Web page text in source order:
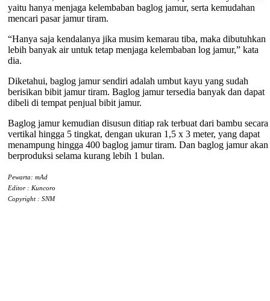
yaitu hanya menjaga kelembaban baglog jamur, serta kemudahan
mencari pasar jamur tiram.
“Hanya saja kendalanya jika musim kemarau tiba, maka dibutuhkan
lebih banyak air untuk tetap menjaga kelembaban log jamur,” kata
dia.
Diketahui, baglog jamur sendiri adalah umbut kayu yang sudah
berisikan bibit jamur tiram. Baglog jamur tersedia banyak dan dapat
dibeli di tempat penjual bibit jamur.
Baglog jamur kemudian disusun ditiap rak terbuat dari bambu secara
vertikal hingga 5 tingkat, dengan ukuran 1,5 x 3 meter, yang dapat
menampung hingga 400 baglog jamur tiram. Dan baglog jamur akan
berproduksi selama kurang lebih 1 bulan.
Pewarta: mAd
Editor : Kuncoro
Copyright : SNM